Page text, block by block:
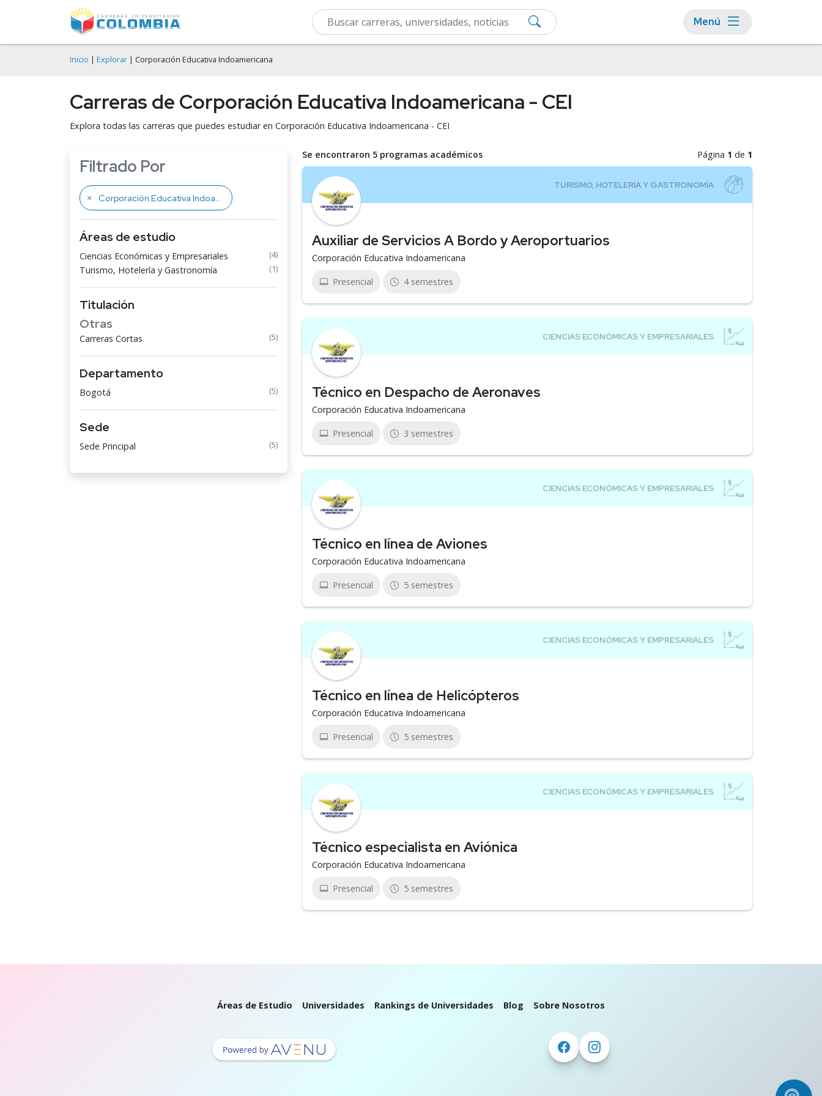
Menú
Inicio | Explorar | Corporación Educativa Indoamericana
Carreras de Corporación Educativa Indoamericana - CEI
Explora todas las carreras que puedes estudiar en Corporación Educativa Indoamericana - CEI
Filtrado Por
Corporación Educativa Indoamericana
Áreas de estudio
Ciencias Económicas y Empresariales (4)
Turismo, Hotelería y Gastronomía (1)
Titulación
Otras
Carreras Cortas (5)
Departamento
Bogotá (5)
Sede
Sede Principal (5)
Se encontraron 5 programas académicos Página 1 de 1
Auxiliar de Servicios A Bordo y Aeroportuarios
Corporación Educativa Indoamericana
Presencial 4 semestres
Técnico en Despacho de Aeronaves
Corporación Educativa Indoamericana
Presencial 3 semestres
Técnico en línea de Aviones
Corporación Educativa Indoamericana
Presencial 5 semestres
Técnico en línea de Helicópteros
Corporación Educativa Indoamericana
Presencial 5 semestres
Técnico especialista en Aviónica
Corporación Educativa Indoamericana
Presencial 5 semestres
Áreas de Estudio Universidades Rankings de Universidades Blog Sobre Nosotros